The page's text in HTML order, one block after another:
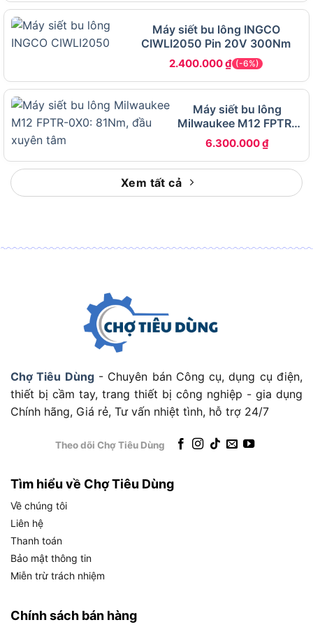
độ không tải 2.850 vòng/phút, tốc độ đập 3.250
lần/phút, đầu khẩu 1/2 inch, chiều dài thân 132 mm
và trọng lượng thân 1,2 đến 1,4 kg.
Bảng dưới đây tổng hợp toàn bộ thông số kỹ
thuật của DCF911M2 theo từng nhóm thông tin,
giúp bạn nhanh chóng đối chiếu với nhu cầu thực
GIÁ TRỊ
Lực mở (tháo xoắn) tối đa
Tốc độ không tải
2.850 vòng/phút
Tốc độ đập (búa)
Kích thước đầu khẩu
1/2 inch
Chiều dài thân máy
132 mm
Trọng lượng thân máy
1,2 đến 1,4 kg
Pin đi kèm (bản M2)
2 viên 20V 4.0Ah
Phụ kiện kèm theo
Vali nhựa đựng máy
Trong bảng trên, điểm cần chú ý nhất là sự chênh
lệch đáng kể giữa lực siết tối đa (338 Nm) và lực
mở tối đa (542 Nm). Sự chênh lệch này không
phải ngẫu nhiên: máy siết bu lông được thiết kế để
lực tháo lớn hơn nhiều so với lực siết ban đầu.
Máy siết bu lông INGCO
CIWLI2050 Pin 20V 300Nm
2.400.000₫ (-6%)
Máy siết bu lông
Milwaukee M12 FPTR-
0X0
6.300.000₫
Xem tất cả
Chợ Tiêu Dùng- Chuyên bán Công cụ, dụng cụ điện,
thiết bị cầm tay, trang thiết bị công nghiệp - gia dụng
Chính hãng, Giá rẻ, Tư vấn nhiệt tình, hỗ trợ 24/7
Theo dõi Chợ Tiêu Dùng
Tìm hiểu về Chợ Tiêu Dùng
Về chúng tôi
Liên hệ
Thanh toán
Bảo mật thông tin
Miễn trừ trách nhiệm
Chính sách bán hàng